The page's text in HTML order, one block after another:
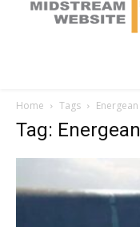
Home Tags Energean
Tag: Energean